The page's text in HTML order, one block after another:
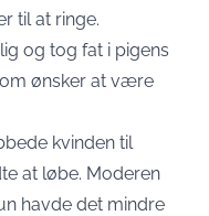
til at ringe.
og tog fat i pigens
ønsker at være
kvinden til
at løbe. Moderen
havde det mindre